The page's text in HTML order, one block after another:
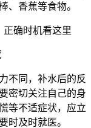
、香蕉等食物。
同，补水后的反
密切关注自己的身
等不适症状，应立
时及时就医。